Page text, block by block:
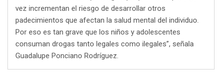
vez incrementan el riesgo de desarrollar otros
padecimientos que afectan la salud mental del individuo.
Por eso es tan grave que los niños y adolescentes
consuman drogas tanto legales como ilegales”, señala
Guadalupe Ponciano Rodríguez.